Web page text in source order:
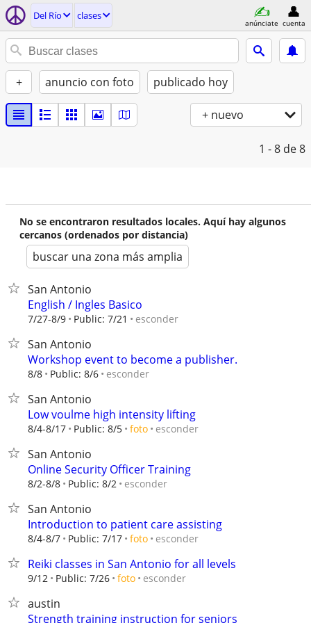
Del Río clases
anúnciate cuenta
+ anuncio con foto publicado hoy
+ nuevo
1 - 8 de 8
No se encontraron resultados locales. Aquí hay algunos
cercanos (ordenados por distancia)
buscar una zona más amplia
San Antonio
English / Ingles Basico
7/27-8/9 Public: 7/21 esconder
San Antonio
Workshop event to become a publisher.
8/8 Public: 8/6 esconder
San Antonio
Low voulme high intensity lifting
8/4-8/17 Public: 8/5 foto esconder
San Antonio
Online Security Officer Training
8/2-8/8 Public: 8/2 esconder
San Antonio
Introduction to patient care assisting
8/4-8/7 Public: 7/17 foto esconder
Reiki classes in San Antonio for all levels
9/12 Public: 7/26 foto esconder
austin
Strength training instruction for seniors